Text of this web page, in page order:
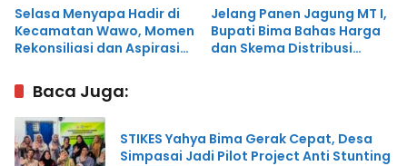
Selasa Menyapa Hadir di
Kecamatan Wawo, Momen
Rekonsiliasi dan Aspirasi
Jelang Panen Jagung MT I,
Bupati Bima Bahas Harga
dan Skema Distribusi
Baca Juga:
STIKES Yahya Bima Gerak Cepat, Desa
Simpasai Jadi Pilot Project Anti Stunting